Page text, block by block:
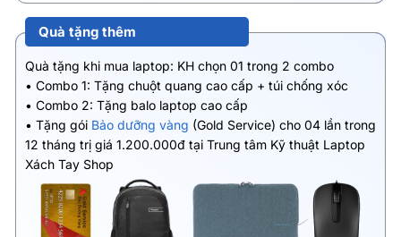
Quà tặng thêm
Quà tặng khi mua laptop: KH chọn 01 trong 2 combo
• Combo 1: Tặng chuột quang cao cấp + túi chống xóc
• Combo 2: Tặng balo laptop cao cấp
• Tặng gói Bảo dưỡng vàng (Gold Service) cho 04 lần trong
12 tháng trị giá 1.200.000đ tại Trung tâm Kỹ thuật Laptop
Xách Tay Shop